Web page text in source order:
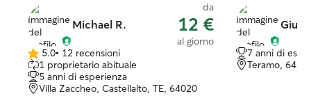
Michael R.
da
12 €
al giorno
5.0
su
5
stelle
5.0• 12 recensioni
1 proprietario abituale
5 anni di esperienza
Villa Zaccheo, Castellalto, TE, 64020
7 anni di
Teramo,